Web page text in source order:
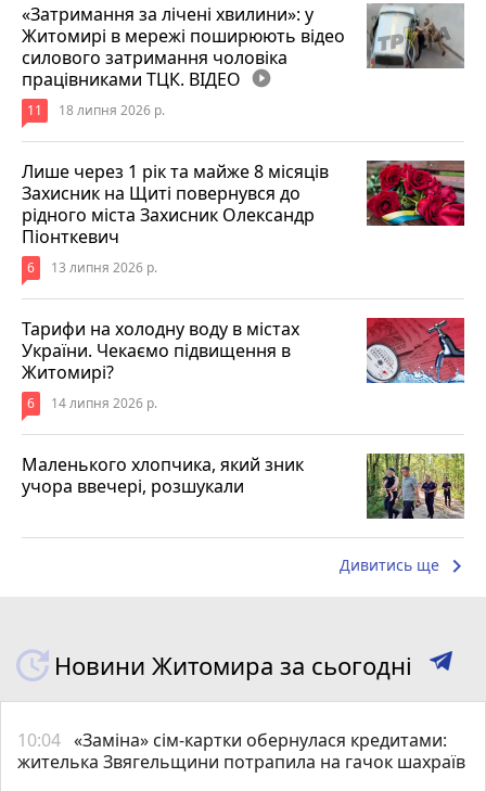
«Затримання за лічені хвилини»: у
Житомирі в мережі поширюють відео
силового затримання чоловіка
працівниками ТЦК. ВІДЕО play_circle_filled
11 18 липня 2026 р.
Лише через 1 рік та майже 8 місяців
Захисник на Щиті повернувся до
рідного міста Захисник Олександр
Піонткевич
6 13 липня 2026 р.
Тарифи на холодну воду в містах
України. Чекаємо підвищення в
Житомирі?
6 14 липня 2026 р.
Маленького хлопчика, який зник
учора ввечері, розшукали
Дивитись ще keyboard_arrow_right
Новини Житомира за сьогодні
10:04 «Заміна» сім-картки обернулася кредитами:
жителька Звягельщини потрапила на гачок шахраїв